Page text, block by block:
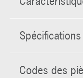
Spécifications
Codes des